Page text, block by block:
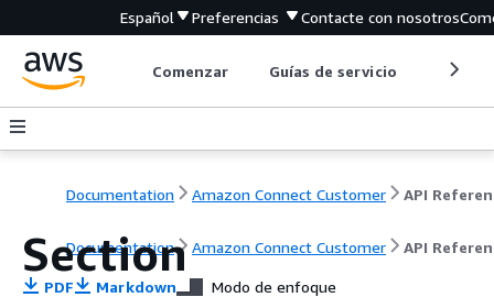
Español Preferencias Contacte con nosotros
Comenzar Guías de servicio
Documentation Amazon Connect Customer API
Documentation Amazon Connect Customer API
Section
PDF Markdown Modo de enfoque